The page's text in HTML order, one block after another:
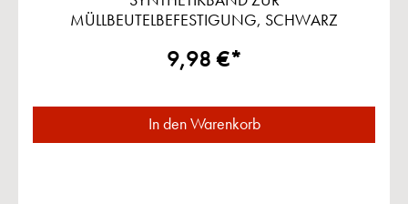
MÜLLBEUTELBEFESTIGUNG, SCHWARZ
9,98 €*
In den Warenkorb